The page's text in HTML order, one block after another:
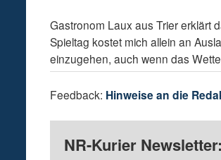
Gastronom Laux aus Trier erklärt
Spieltag kostet mich allein an
einzugehen, auch wenn das
Feedback: Hinweise an die
NR-Kurier